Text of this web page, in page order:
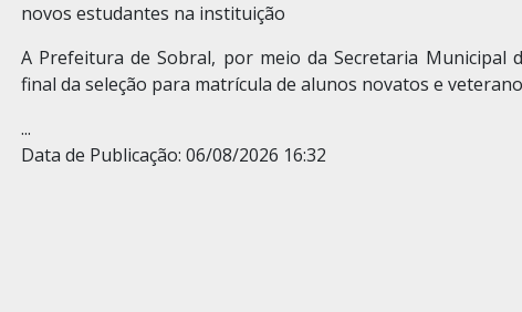
novos estudantes na instituição
A Prefeitura de Sobral, por meio da Secretaria Municipal
final da seleção para matrícula de alunos novatos e
...
Data de Publicação: 06/08/2026 16:32